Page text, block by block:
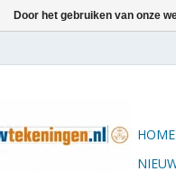
HOME
Door het gebruiken van onze